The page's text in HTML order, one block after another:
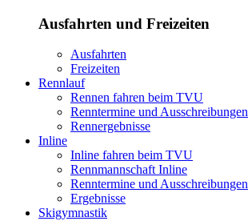
Ausfahrten und Freizeiten
Ausfahrten
Freizeiten
Rennlauf
Rennen fahren beim TVU
Renntermine und Ausschreibungen
Rennergebnisse
Inline
Inline fahren beim TVU
Rennmannschaft Inline
Renntermine und Ausschreibungen
Ergebnisse
Skigymnastik